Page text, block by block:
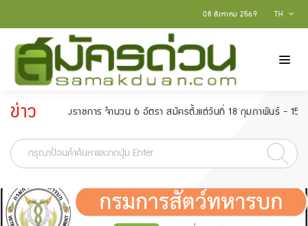
TH
08 สิงหาคม 2569
ข่าว
ประกาศ
บราชการ จำนวน 6 อัตรา สมัครตั้งแต่วันที่ 18 กุมภาพันธ์ - 15 มีนาคม 2565
-